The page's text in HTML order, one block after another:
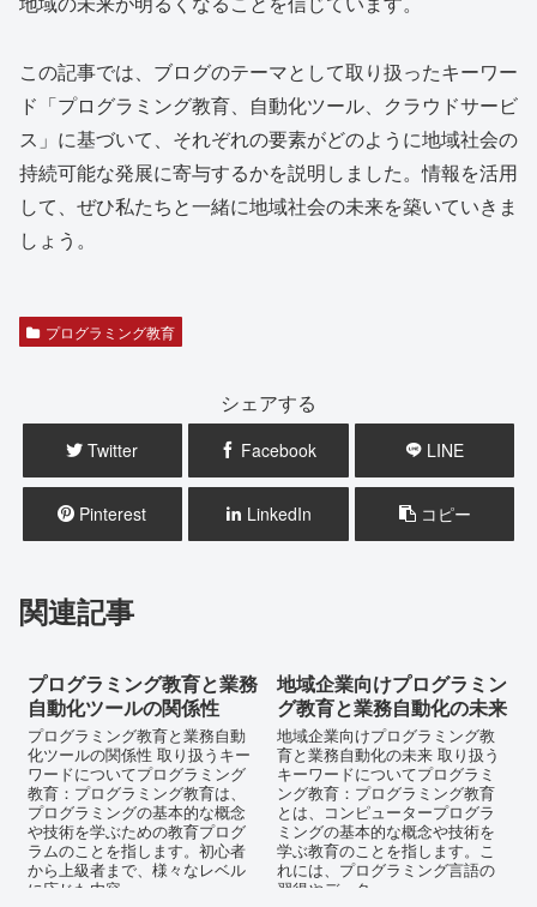
この記事では、ブログのテーマとして取り扱ったキーワー
ド「プログラミング教育、自動化ツール、クラウドサービ
ス」に基づいて、それぞれの要素がどのように地域社会の
持続可能な発展に寄与するかを説明しました。情報を活用
して、ぜひ私たちと一緒に地域社会の未来を築いていきま
しょう。
プログラミング教育
シェアする
Twitter Facebook LINE
Pinterest LinkedIn コピー
関連記事
プログラミング教育と業務
自動化ツールの関係性
プログラミング教育と業務自動
化ツールの関係性 取り扱うキー
ワードについてプログラミング
教育：プログラミング教育は、
プログラミングの基本的な概念
や技術を学ぶための教育プログ
ラムのことを指します。初心者
から上級者まで、様々なレベル
に応じた内容...
地域企業向けプログラミン
グ教育と業務自動化の未来
地域企業向けプログラミング教
育と業務自動化の未来 取り扱う
キーワードについてプログラミ
ング教育：プログラミング教育
とは、コンピュータープログラ
ミングの基本的な概念や技術を
学ぶ教育のことを指します。こ
れには、プログラミング言語の
習得やデータ...